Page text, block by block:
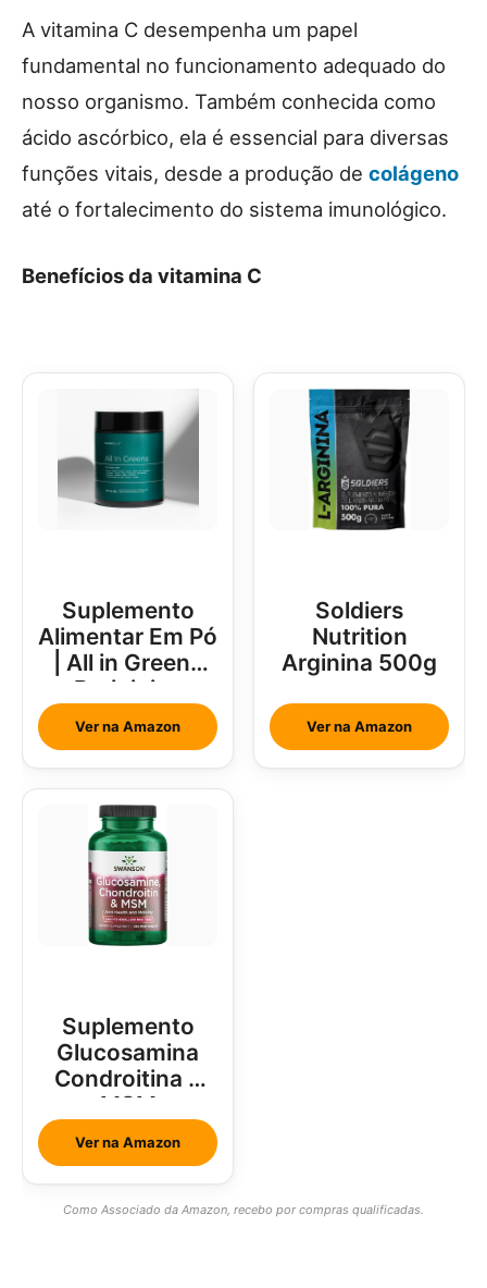
A vitamina C desempenha um papel
fundamental no funcionamento adequado do
nosso organismo. Também conhecida como
ácido ascórbico, ela é essencial para diversas
funções vitais, desde a produção de colágeno
até o fortalecimento do sistema imunológico.
Benefícios da vitamina C
Suplemento
Alimentar Em Pó
| All in Greens
Brainjuice
Abacaxi Com
Hortelã
Ver na Amazon
Soldiers
Nutrition
Arginina 500g
Ver na Amazon
Suplemento
Glucosamina
Condroitina e
MSM
Ver na Amazon
Como Associado da Amazon, recebo por compras qualificadas.